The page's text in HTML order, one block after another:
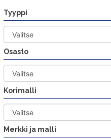
sisältöön
Tyyppi
Osasto
Korimalli
Merkki ja malli